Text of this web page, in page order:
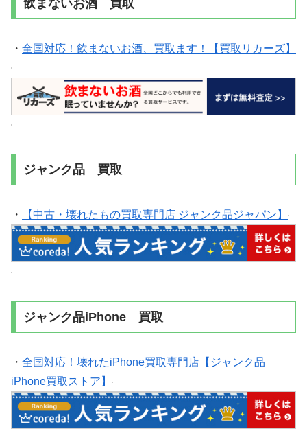
飲まないお酒 買取
・ 全国対応！飲まないお酒、買取ます！【買取リカーズ】
ジャンク品 買取
・ 【中古・壊れたもの買取専門店 ジャンク品ジャパン】
ジャンク品iPhone 買取
・ 全国対応！壊れたiPhone買取専門店【ジャンク品
iPhone買取ストア】